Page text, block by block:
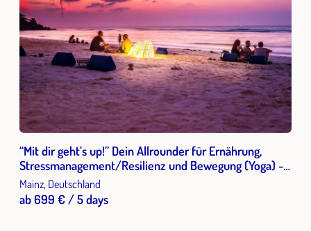
“Mit dir geht’s up!” Dein Allrounder für Ernährung,
Stressmanagement/Resilienz und Bewegung (Yoga) -
Stressbewältigung im Mainzer Zollhafen
Mainz, Deutschland
ab 699 € / 5 days